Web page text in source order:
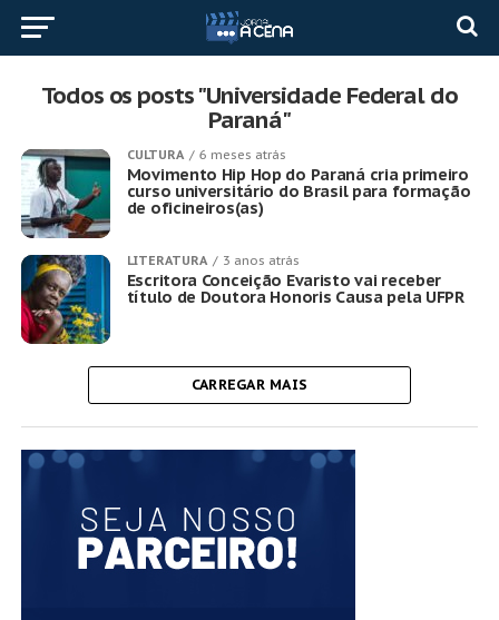
Todos os posts "Universidade Federal do
Paraná"
CULTURA 6 meses atrás
Movimento Hip Hop do Paraná cria primeiro
curso universitário do Brasil para formação
de oficineiros(as)
LITERATURA 3 anos atrás
Escritora Conceição Evaristo vai receber
título de Doutora Honoris Causa pela UFPR
CARREGAR MAIS